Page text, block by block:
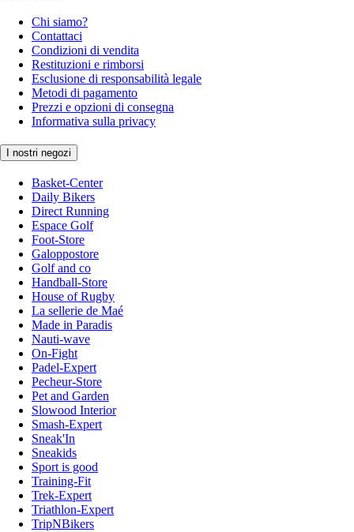
Chi siamo?
Contattaci
Condizioni di vendita
Restituzioni e rimborsi
Esclusione di responsabilità legale
Metodi di pagamento
Prezzi e opzioni di consegna
Informativa sulla privacy
I nostri negozi
Basket-Center
Daily Bikers
Direct Running
Espace Golf
Foot-Store
Galoppostore
Golf and co
Handball-Store
House of Rugby
La sellerie de Maé
Made in Paradis
Nauti-wave
On-Fight
Padel-Expert
Pecheur-Store
Pet and Garden
Slowood Interior
Smash-Expert
Sneak'In
Sneakids
Sport is good
Training-Fit
Trek-Expert
Triathlon-Expert
TripNBikers